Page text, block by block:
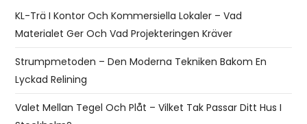
KL-Trä I Kontor Och Kommersiella Lokaler – Vad
Materialet Ger Och Vad Projekteringen Kräver
Strumpmetoden – Den Moderna Tekniken Bakom En
Lyckad Relining
Valet Mellan Tegel Och Plåt – Vilket Tak Passar Ditt Hus I